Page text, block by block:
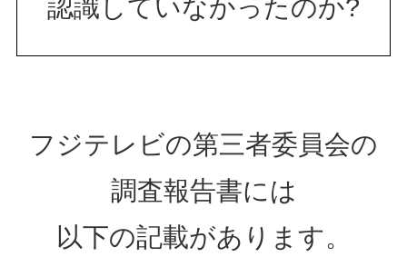
認識していなかったのか?
フジテレビの第三者委員会の
調査報告書には
以下の記載があります。